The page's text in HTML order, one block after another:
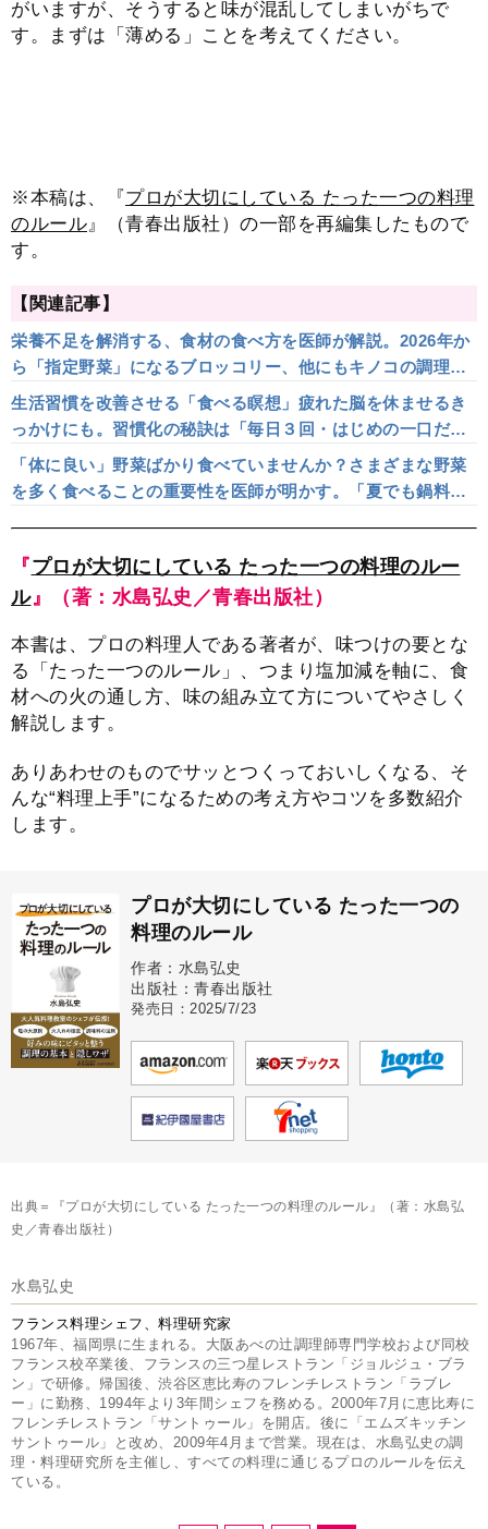
がいますが、そうすると味が混乱してしまいがちで
す。まずは「薄める」ことを考えてください。
※本稿は、『プロが大切にしている たった一つの料理
のルール』（青春出版社）の一部を再編集したもので
す。
【関連記事】
栄養不足を解消する、食材の食べ方を医師が解説。2026年か
ら「指定野菜」になるブロッコリー、他にもキノコの調理方
法は…
生活習慣を改善させる「食べる瞑想」疲れた脳を休ませるき
っかけにも。習慣化の秘訣は「毎日３回・はじめの一口だ
け」
「体に良い」野菜ばかり食べていませんか？さまざまな野菜
を多く食べることの重要性を医師が明かす。「夏でも鍋料
『プロが大切にしている たった一つの料理のルー
ル』（著：水島弘史／青春出版社）
本書は、プロの料理人である著者が、味つけの要とな
る「たった一つのルール」、つまり塩加減を軸に、食
材への火の通し方、味の組み立て方についてやさしく
解説します。
ありあわせのものでサッとつくっておいしくなる、そ
んな“料理上手”になるための考え方やコツを多数紹介
します。
プロが大切にしている たった一つの
料理のルール
作者：水島弘史
出版社：青春出版社
発売日：2025/7/23
出典＝『プロが大切にしている たった一つの料理のルール』（著：水島弘
史／青春出版社）
水島弘史
フランス料理シェフ、料理研究家
1967年、福岡県に生まれる。大阪あべの辻調理師専門学校および同校
フランス校卒業後、フランスの三つ星レストラン「ジョルジュ・ブラ
ン」で研修。帰国後、渋谷区恵比寿のフレンチレストラン「ラブレ
ー」に勤務、1994年より3年間シェフを務める。2000年7月に恵比寿に
フレンチレストラン「サントゥール」を開店。後に「エムズキッチン
サントゥール」と改め、2009年4月まで営業。現在は、水島弘史の調
理・料理研究所を主催し、すべての料理に通じるプロのルールを伝え
ている。